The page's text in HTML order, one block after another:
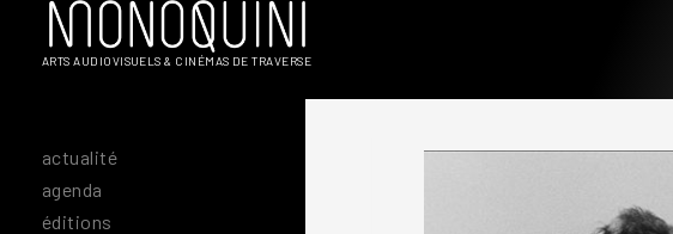
contenuARTS AUDIOVISUELS & CINÉMAS DE TRAVERSE
actualité
agenda
éditions